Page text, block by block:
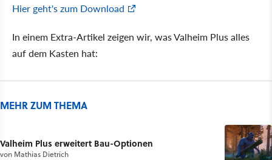
Hier geht's zum Download
In einem Extra-Artikel zeigen wir, was Valheim Plus alles
auf dem Kasten hat:
MEHR ZUM THEMA
Valheim Plus erweitert Bau-Optionen
von Mathias Dietrich